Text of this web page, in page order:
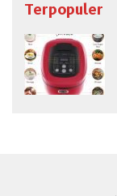
Terpopuler